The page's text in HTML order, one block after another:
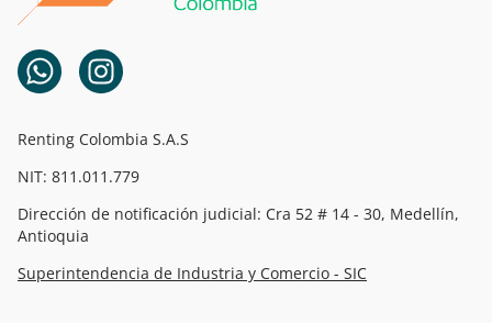
Renting Colombia S.A.S
NIT: 811.011.779
Dirección de notificación judicial: Cra 52 # 14 - 30, Medellín,
Antioquia
Superintendencia de Industria y Comercio - SIC